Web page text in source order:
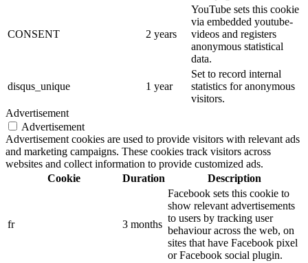
CONSENT 2 years
YouTube sets this cookie
via embedded youtube-
videos and registers
anonymous statistical
data.
disqus_unique 1 year
Set to record internal
statistics for anonymous
visitors.
Advertisement
Advertisement
Advertisement cookies are used to provide visitors with relevant ads
and marketing campaigns. These cookies track visitors across
websites and collect information to provide customized ads.
Cookie
Duration Description
fr 3 months
Facebook sets this cookie to
show relevant advertisements
to users by tracking user
behaviour across the web, on
sites that have Facebook pixel
or Facebook social plugin.